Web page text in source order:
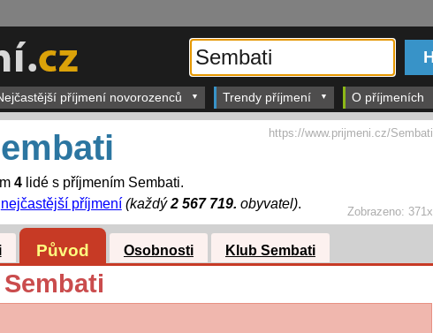
příjmení novorozenců Trendy příjmení O příjmeních
Zobrazeno: 371x
4lidé s příjmením Sembati.
nejčastější příjmení (každý2 567 719. obyvatel).
https://www.prijmeni.cz/Sembati
Původ Osobnosti Klub Sembati